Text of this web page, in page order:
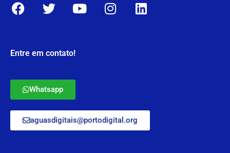
Entre em contato!
Whatsapp
aguasdigitais@portodigital.org